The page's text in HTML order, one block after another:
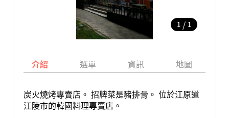
1 / 1
介紹 選單 資訊 地圖
炭火燒烤專賣店。 招牌菜是豬排骨。 位於江原道
江陵市的韓國料理專賣店。